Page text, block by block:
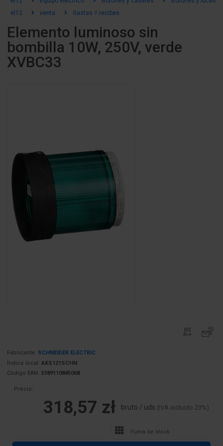
el12
venta Gastas = recibes
Elemento luminoso sin
bombilla 10W, 250V, verde
XVBC33
Fabricante: SCHNEIDER ELECTRIC
Índice local: AKS121SCHN
Código EAN: 3389110845068
Precio:
318,57 zł bruto / uds.(IVA incluido 23%)
Fuera de stock